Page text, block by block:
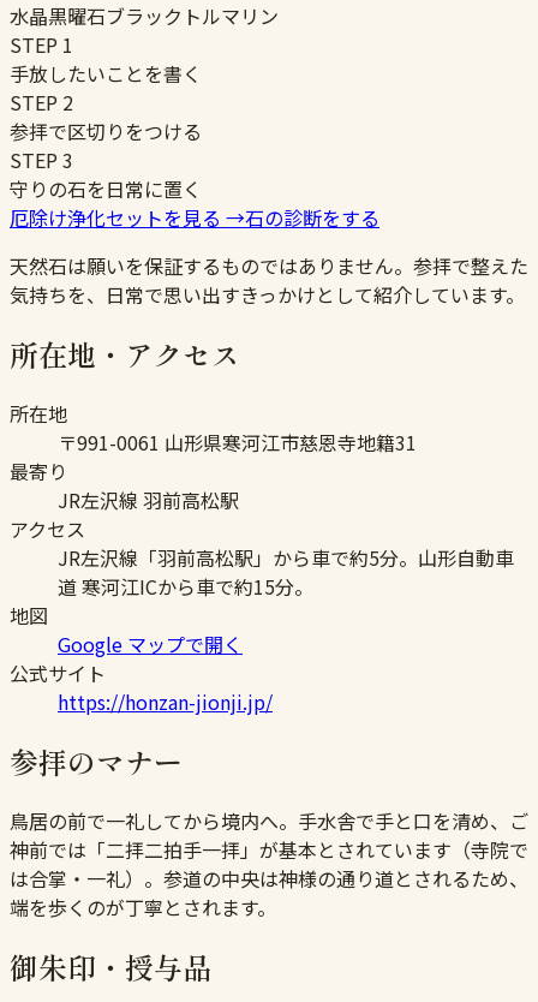
水晶黒曜石ブラックトルマリン
STEP 1
手放したいことを書く
STEP 2
参拝で区切りをつける
STEP3
守りの石を日常に置く
厄除け浄化セットを見る →石の診断をする
天然石は願いを保証するものではありません。参拝で整えた
気持ちを、日常で思い出すきっかけとして紹介しています。
所在地・アクセス
所在地
〒991-0061 山形県寒河江市慈恩寺地籍31
最寄り
JR左沢線 羽前高松駅
アクセス
JR左沢線「羽前高松駅」から車で約5分。山形自動車
道 寒河江ICから車で約15分。
地図
Google マップで開く
公式サイト
https://honzan-jionji.jp/
参拝のマナー
鳥居の前で一礼してから境内へ。手水舎で手と口を清め、ご
神前では「二拝二拍手一拝」が基本とされています（寺院で
は合掌・一礼）。参道の中央は神様の通り道とされるため、
端を歩くのが丁寧とされます。
御朱印・授与品